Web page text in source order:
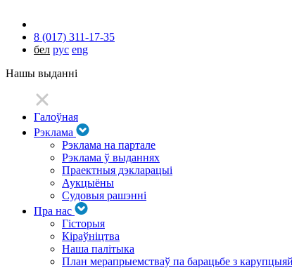
8 (017) 311-17-35
бел рус eng
Нашы выданні
Галоўная
Рэклама
Рэклама на партале
Рэклама ў выданнях
Праектныя дэкларацыі
Аукцыёны
Судовыя рашэнні
Пра нас
Гісторыя
Кіраўніцтва
Наша палітыка
План мерапрыемстваў па барацьбе з карупцыяй